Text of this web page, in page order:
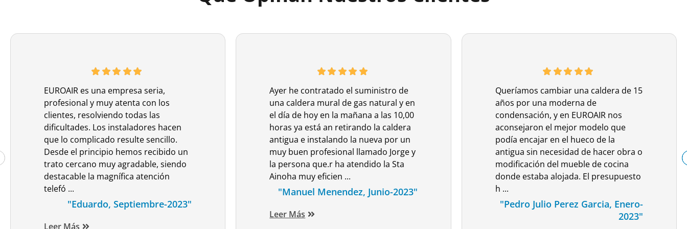
EUROAIR es una empresa seria,
profesional y muy atenta con los
clientes, resolviendo todas las
dificultades. Los instaladores hacen
que lo complicado resulte sencillo.
Desde el principio hemos recibido un
trato cercano muy agradable, siendo
destacable la magnífica atención
telefó ...
"Eduardo, Septiembre-2023"
Leer Más
Ayer he contratado el suministro de
una caldera mural de gas natural y en
el día de hoy en la mañana a las 10,00
horas ya está an retirando la caldera
antigua e instalando la nueva por un
muy buen profesional llamado Jorge y
la persona que.r ha atendido la Sta
Ainoha muy eficien ...
"Manuel Menendez, Junio-2023"
Leer Más
Queríamos cambiar una caldera de 15
años por una moderna de
condensación, y en EUROAIR nos
aconsejaron el mejor modelo que
podía encajar en el hueco de la
antigua sin necesidad de hacer obra o
modificación del mueble de cocina
donde estaba alojada. El presupuesto
h ...
"Pedro Julio Perez Garcia, Enero-
2023"